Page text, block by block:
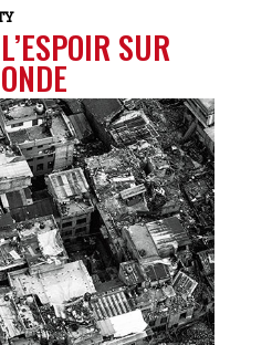
SUR